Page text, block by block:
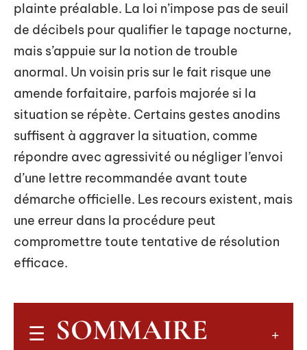
plainte préalable. La loi n’impose pas de seuil
de décibels pour qualifier le tapage nocturne,
mais s’appuie sur la notion de trouble
anormal. Un voisin pris sur le fait risque une
amende forfaitaire, parfois majorée si la
situation se répète. Certains gestes anodins
suffisent à aggraver la situation, comme
répondre avec agressivité ou négliger l’envoi
d’une lettre recommandée avant toute
démarche officielle. Les recours existent, mais
une erreur dans la procédure peut
compromettre toute tentative de résolution
efficace.
SOMMAIRE